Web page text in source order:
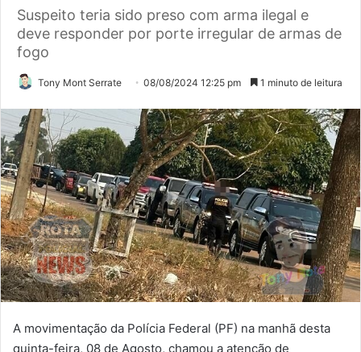
Suspeito teria sido preso com arma ilegal e
deve responder por porte irregular de armas de
fogo
Tony Mont Serrate 08/08/2024 12:25 pm 1 minuto de leitura
A movimentação da Polícia Federal (PF) na manhã desta
quinta-feira, 08 de Agosto, chamou a atenção de